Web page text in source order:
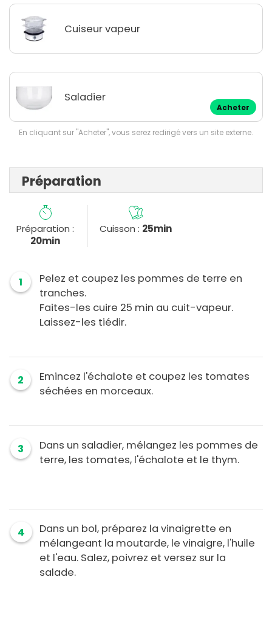
Cuiseur vapeur
Saladier
Acheter
En cliquant sur "Acheter", vous serez redirigé vers un site externe.
Préparation
Préparation :
20min
Cuisson : 25min
1
Pelez et coupez les pommes de terre en
tranches.
Faites-les cuire 25 min au cuit-vapeur.
Laissez-les tiédir.
2
Emincez l'échalote et coupez les tomates
séchées en morceaux.
3
Dans un saladier, mélangez les pommes de
terre, les tomates, l'échalote et le thym.
4
Dans un bol, préparez la vinaigrette en
mélangeant la moutarde, le vinaigre, l'huile
et l'eau. Salez, poivrez et versez sur la
salade.